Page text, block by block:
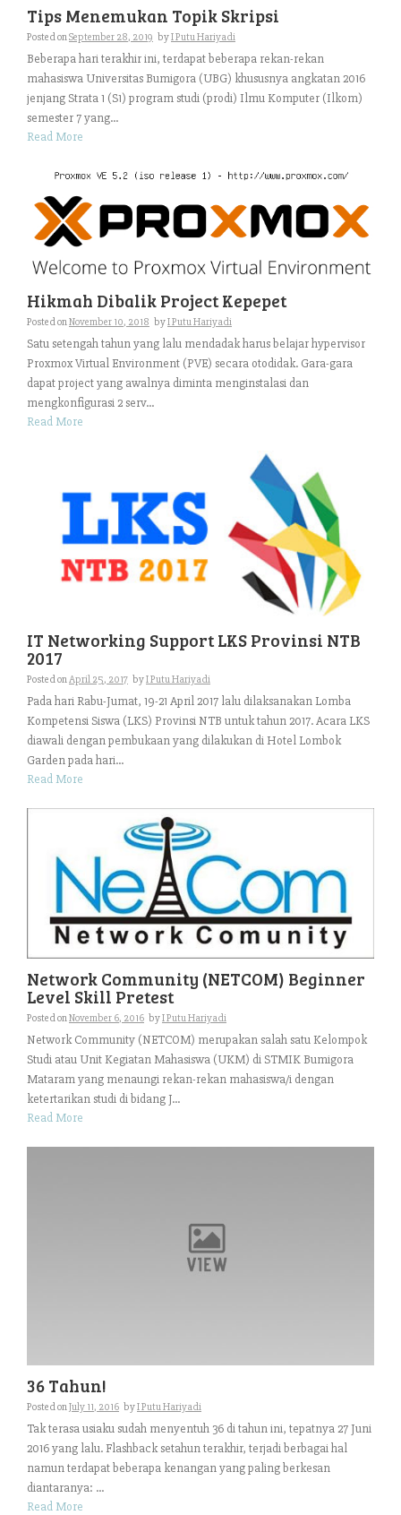
Tips Menemukan Topik Skripsi
Posted onSeptember 28, 2019 byI Putu Hariyadi
Beberapa hari terakhir ini, terdapat beberapa rekan-rekan
mahasiswa Universitas Bumigora (UBG) khususnya angkatan 2016
jenjang Strata 1 (S1) program studi (prodi) Ilmu Komputer (Ilkom)
semester 7 yang...
Read More
Hikmah Dibalik Project Kepepet
Posted onNovember 10, 2018 byI Putu Hariyadi
Satu setengah tahun yang lalu mendadak harus belajar hypervisor
Proxmox Virtual Environment (PVE) secara otodidak. Gara-gara
dapat project yang awalnya diminta menginstalasi dan
mengkonfigurasi 2 serv...
Read More
IT Networking Support LKS Provinsi NTB
2017
Posted onApril 25, 2017 byI Putu Hariyadi
Pada hari Rabu-Jumat, 19-21 April 2017 lalu dilaksanakan Lomba
Kompetensi Siswa (LKS) Provinsi NTB untuk tahun 2017. Acara LKS
diawali dengan pembukaan yang dilakukan di Hotel Lombok
Garden pada hari...
Read More
Network Community (NETCOM) Beginner
Level Skill Pretest
Posted onNovember 6, 2016 byI Putu Hariyadi
Network Community (NETCOM) merupakan salah satu Kelompok
Studi atau Unit Kegiatan Mahasiswa (UKM) di STMIK Bumigora
Mataram yang menaungi rekan-rekan mahasiswa/i dengan
ketertarikan studi di bidang J...
Read More
36 Tahun!
Posted onJuly 11, 2016 byI Putu Hariyadi
Tak terasa usiaku sudah menyentuh 36 di tahun ini, tepatnya 27 Juni
2016 yang lalu. Flashback setahun terakhir, terjadi berbagai hal
namun terdapat beberapa kenangan yang paling berkesan
diantaranya: ...
Read More